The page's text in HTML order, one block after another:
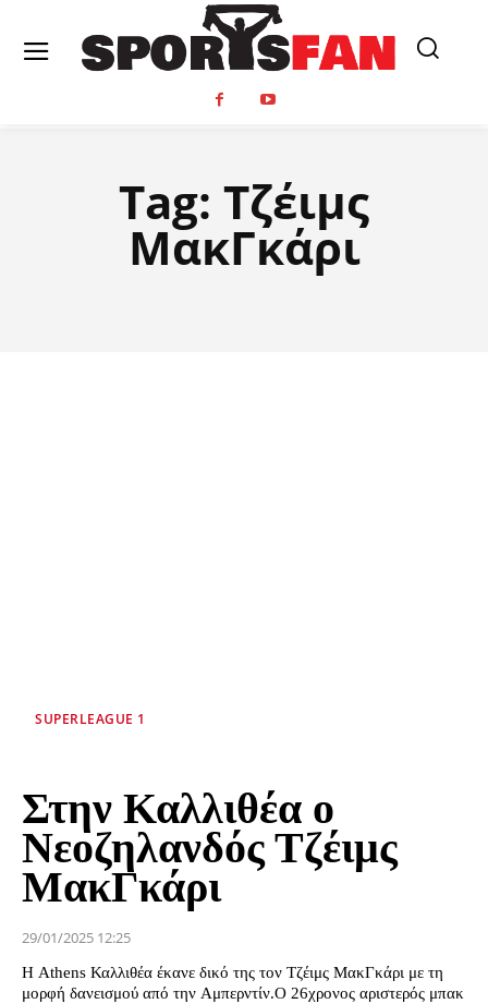
Tag: Τζέιμς
ΜακΓκάρι
SUPERLEAGUE 1
Στην Καλλιθέα ο
Νεοζηλανδός Τζέιμς
ΜακΓκάρι
29/01/2025 12:25
Η Athens Καλλιθέα έκανε δικό της τον Τζέιμς ΜακΓκάρι με τη
μορφή δανεισμού από την Αμπερντίν.Ο 26χρονος αριστερός μπακ